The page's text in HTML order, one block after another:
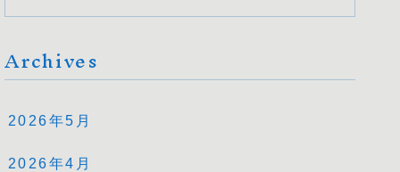
Archives
2026年5月
2026年4月